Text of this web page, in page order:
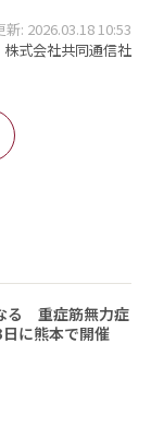
新: 2026.03.18 10:53
株式会社共同通信社
る 重症筋無力症
に熊本で開催